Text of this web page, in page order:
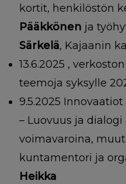
kortit, henkilöstön
Pääkkönen ja
Särkelä, Kajaanin
13.6.2025 ,
teemoja syksylle
9.5.2025 Innovaatiot
– Luovuus ja
voimavaroina,
kuntamentori ja
Heikka